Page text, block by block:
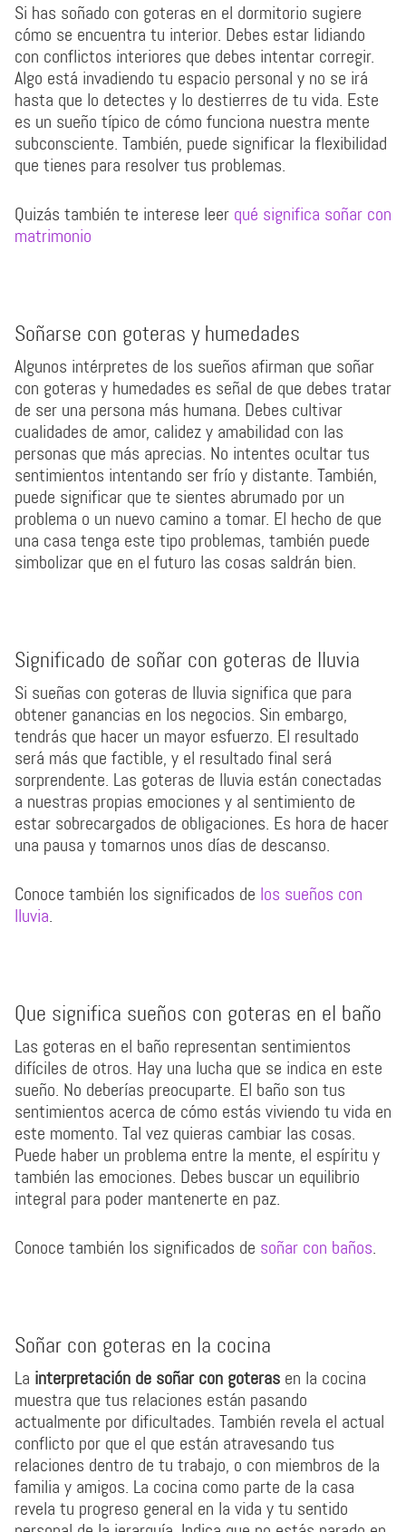
Si has soñado con goteras en el dormitorio sugiere
cómo se encuentra tu interior. Debes estar lidiando
con conflictos interiores que debes intentar corregir.
Algo está invadiendo tu espacio personal y no se irá
hasta que lo detectes y lo destierres de tu vida. Este
es un sueño típico de cómo funciona nuestra mente
subconsciente. También, puede significar la flexibilidad
que tienes para resolver tus problemas.
Quizás también te interese leer qué significa soñar con
matrimonio
Soñarse con goteras y humedades
Algunos intérpretes de los sueños afirman que soñar
con goteras y humedades es señal de que debes tratar
de ser una persona más humana. Debes cultivar
cualidades de amor, calidez y amabilidad con las
personas que más aprecias. No intentes ocultar tus
sentimientos intentando ser frío y distante. También,
puede significar que te sientes abrumado por un
problema o un nuevo camino a tomar. El hecho de que
una casa tenga este tipo problemas, también puede
simbolizar que en el futuro las cosas saldrán bien.
Significado de soñar con goteras de lluvia
Si sueñas con goteras de lluvia significa que para
obtener ganancias en los negocios. Sin embargo,
tendrás que hacer un mayor esfuerzo. El resultado
será más que factible, y el resultado final será
sorprendente. Las goteras de lluvia están conectadas
a nuestras propias emociones y al sentimiento de
estar sobrecargados de obligaciones. Es hora de hacer
una pausa y tomarnos unos días de descanso.
Conoce también los significados de los sueños con
lluvia.
Que significa sueños con goteras en el baño
Las goteras en el baño representan sentimientos
difíciles de otros. Hay una lucha que se indica en este
sueño. No deberías preocuparte. El baño son tus
sentimientos acerca de cómo estás viviendo tu vida en
este momento. Tal vez quieras cambiar las cosas.
Puede haber un problema entre la mente, el espíritu y
también las emociones. Debes buscar un equilibrio
integral para poder mantenerte en paz.
Conoce también los significados de soñar con baños.
Soñar con goteras en la cocina
La interpretación de soñar con goteras en la cocina
muestra que tus relaciones están pasando
actualmente por dificultades. También revela el actual
conflicto por que el que están atravesando tus
relaciones dentro de tu trabajo, o con miembros de la
familia y amigos. La cocina como parte de la casa
revela tu progreso general en la vida y tu sentido